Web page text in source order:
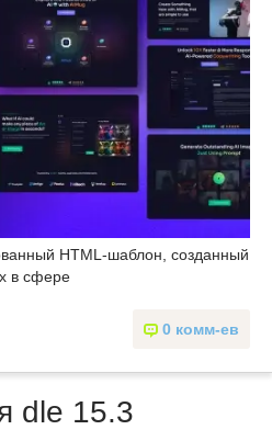
HTML-шаблон, созданный
в сфере
0 комм-ев
dle 15.3